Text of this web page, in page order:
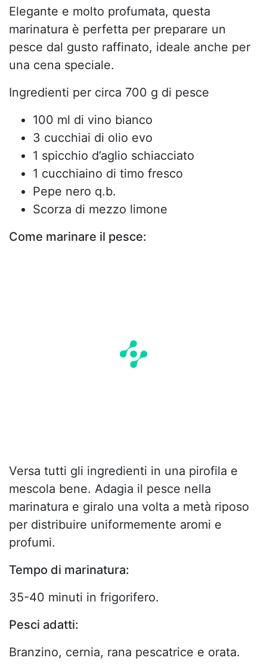
Elegante e molto profumata, questa
marinatura è perfetta per preparare un
pesce dal gusto raffinato, ideale anche per
una cena speciale.
Ingredienti per circa 700 g di pesce
100 ml di vino bianco
3 cucchiai di olio evo
1 spicchio d’aglio schiacciato
1 cucchiaino di timo fresco
Pepe nero q.b.
Scorza di mezzo limone
Come marinare il pesce:
Versa tutti gli ingredienti in una pirofila e
mescola bene. Adagia il pesce nella
marinatura e giralo una volta a metà riposo
per distribuire uniformemente aromi e
profumi.
Tempo di marinatura:
35-40 minuti in frigorifero.
Pesci adatti:
Branzino, cernia, rana pescatrice e orata.